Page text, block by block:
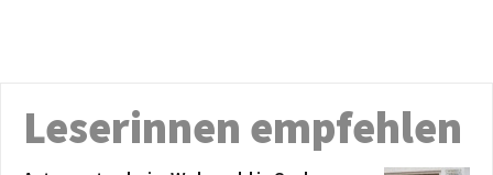
Leserinnen empfehlen